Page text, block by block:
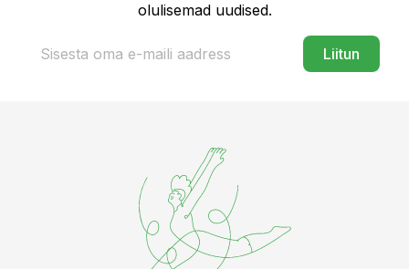
olulisemad uudised.
Liitun